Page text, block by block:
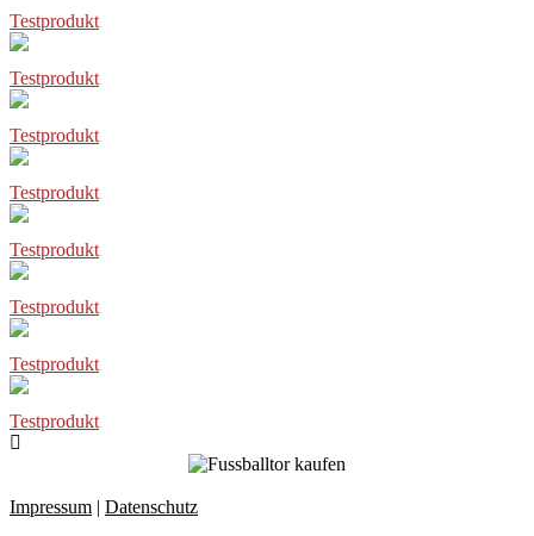
Testprodukt
Testprodukt
Testprodukt
Testprodukt
Testprodukt
Testprodukt
Testprodukt
Testprodukt
Impressum | Datenschutz